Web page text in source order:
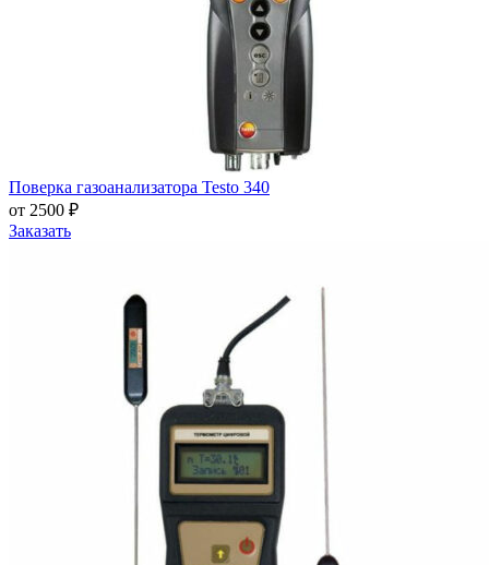
Поверка газоанализатора Testo 340
от 2500 ₽
Заказать